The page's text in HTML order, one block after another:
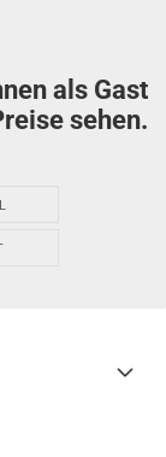
als Gast
sehen.